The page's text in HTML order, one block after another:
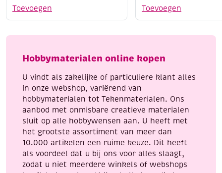
Toevoegen
gietmal,
65mm
Toevoegen
voor
ml
Hobbymaterialen online kopen
U vindt als zakelijke of particuliere klant alles
in onze webshop, variërend van
hobbymaterialen tot Tekenmaterialen. Ons
aanbod met onmisbare creatieve materialen
sluit op alle hobbywensen aan. U heeft met
het grootste assortiment van meer dan
10.000 artikelen een ruime keuze. Dit heeft
als voordeel dat u bij ons voor alles slaagt,
zodat u niet meerdere winkels of webshops